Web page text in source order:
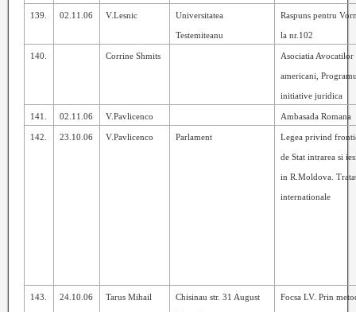
139. 02.11.06 V.Lesnic Universitatea
Testemiteanu
Raspuns pentru
la nr.102
140. Corrine Shmits Asociatia Avocatilor
americani,
initiative juridica
141. 02.11.06 V.Pavlicenco Ambasada Romana
142. 23.10.06 V.Pavlicenco Parlament Legea privind
de Stat intrarea si
in R.Moldova.
internationale
143. 24.10.06 Tarus Mihail Chisinau str. 31 August Focsa LV. Prin